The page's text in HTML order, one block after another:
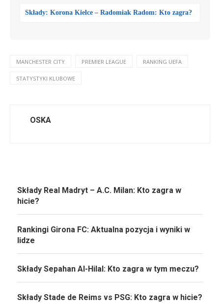
Składy: Korona Kielce – Radomiak Radom: Kto zagra?
MANCHESTER CITY PREMIER LEAGUE RANKING UEFA
STATYSTYKI KLUBOWE
OSKA
Składy Real Madryt – A.C. Milan: Kto zagra w
hicie?
Rankingi Girona FC: Aktualna pozycja i wyniki w
lidze
Składy Sepahan Al-Hilal: Kto zagra w tym meczu?
Składy Stade de Reims vs PSG: Kto zagra w hicie?